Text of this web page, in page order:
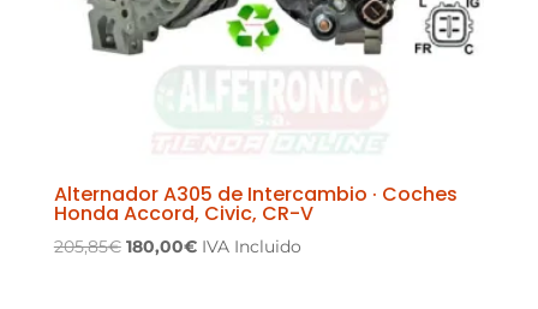
Alternador A305 de Intercambio · Coches
Honda Accord, Civic, CR-V
205,85€ El
180,00€ElIVA Incluido